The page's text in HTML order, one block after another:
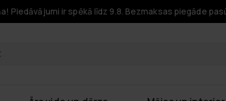
Piedāvājumi ir spēkā līdz 9.8. Bezmaksas piegāde